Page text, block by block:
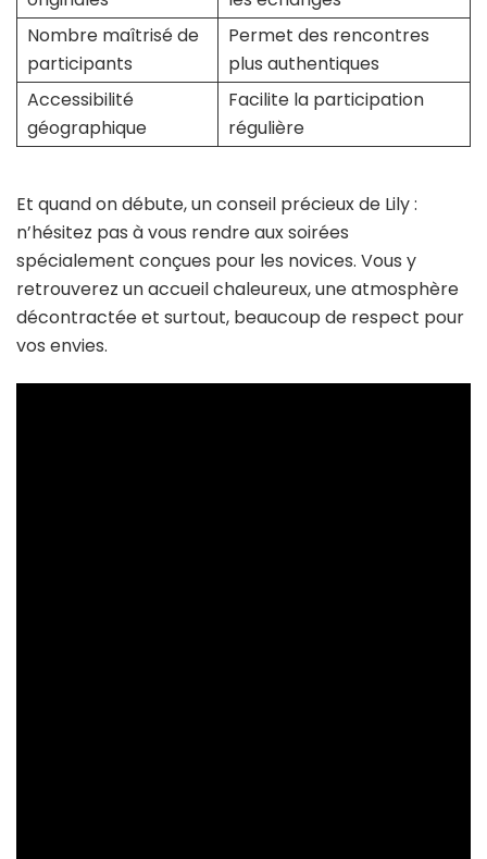
Nombre maîtrisé de
participants
Permet des rencontres
plus authentiques
Accessibilité
géographique
Facilite la participation
régulière
Et quand on débute, un conseil précieux de Lily :
n’hésitez pas à vous rendre aux soirées
spécialement conçues pour les novices. Vous y
retrouverez un accueil chaleureux, une atmosphère
décontractée et surtout, beaucoup de respect pour
vos envies.